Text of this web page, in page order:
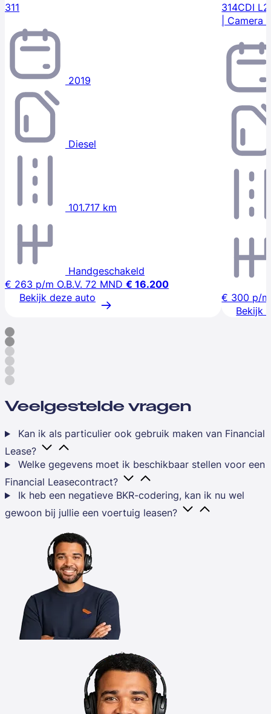
311
2019
Diesel
101.717 km
Handgeschakeld
€ 263 p/m O.B.V. 72 MND € 16.200
Bekijk deze auto
314CDI
| Camera
€ 300 p/m
Bekijk
Veelgestelde vragen
Kan ik als particulier ook gebruik maken van Financial
Lease?
Welke gegevens moet ik beschikbaar stellen voor een
Financial Leasecontract?
Ik heb een negatieve BKR-codering, kan ik nu wel
gewoon bij jullie een voertuig leasen?